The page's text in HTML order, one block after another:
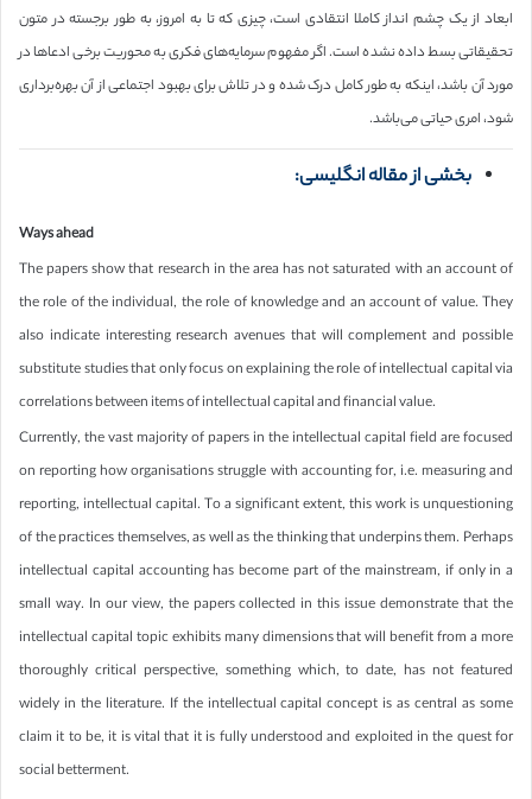
ابعاد از یک چشم انداز کاملا انتقادی است، چیزی که تا به امروز، به طور برجسته در متون
تحقیقاتی بسط داده نشده است. اگر مفهوم سرمایه‌های فکری به محوریت برخی ادعاها در
مورد آن باشد، اینکه به طور کامل درک شده و در تلاش برای بهبود اجتماعی از آن بهره‌برداری
شود، امری حیاتی می‌باشد.
بخشی از مقاله انگلیسی:
Ways ahead
The papers show that research in the area has not saturated with an account of
the role of the individual, the role of knowledge and an account of value. They
also indicate interesting research avenues that will complement and possible
substitute studies that only focus on explaining the role of intellectual capital via
correlations between items of intellectual capital and financial value.
Currently, the vast majority of papers in the intellectual capital field are focused
on reporting how organisations struggle with accounting for, i.e. measuring and
reporting, intellectual capital. To a significant extent, this work is unquestioning
of the practices themselves, as well as the thinking that underpins them. Perhaps
intellectual capital accounting has become part of the mainstream, if only in a
small way. In our view, the papers collected in this issue demonstrate that the
intellectual capital topic exhibits many dimensions that will benefit from a more
thoroughly critical perspective, something which, to date, has not featured
widely in the literature. If the intellectual capital concept is as central as some
claim it to be, it is vital that it is fully understood and exploited in the quest for
social betterment.